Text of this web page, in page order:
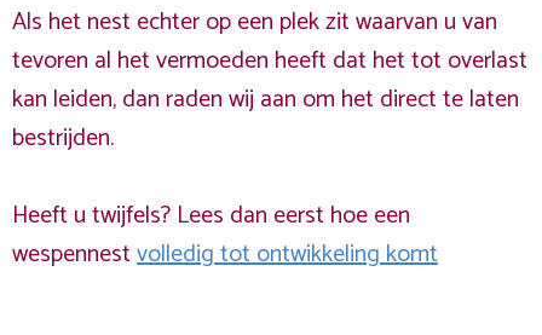
Als het nest echter op een plek zit waarvan u van
tevoren al het vermoeden heeft dat het tot overlast
kan leiden, dan raden wij aan om het direct te laten
bestrijden.
Heeft u twijfels? Lees dan eerst hoe een
wespennestvolledig tot ontwikkeling komt